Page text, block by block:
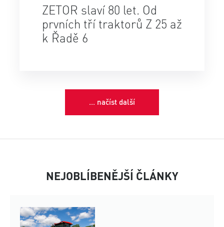
ZETOR slaví 80 let. Od
prvních tří traktorů Z 25 až
k Řadě 6
... načíst další
NEJOBLÍBENĚJŠÍ ČLÁNKY